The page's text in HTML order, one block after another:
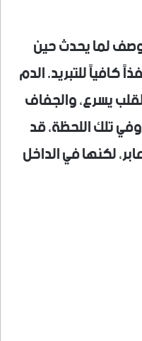
لما يحدث حين
كافياً للتبريد. الدم
يسرع، والجفاف
تلك اللحظة، قد
لكنها في الداخل